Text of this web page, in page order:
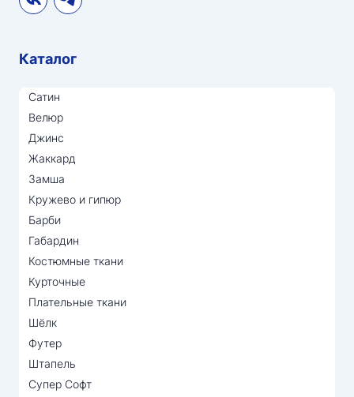
Каталог
Сатин
Велюр
Джинс
Жаккард
Замша
Кружево и гипюр
Барби
Габардин
Костюмные ткани
Курточные
Плательные ткани
Шёлк
Футер
Штапель
Супер Софт